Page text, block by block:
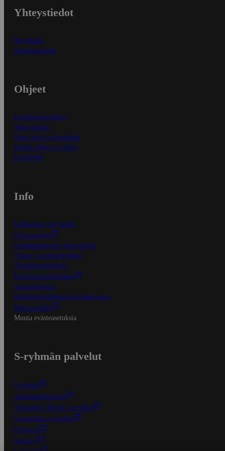
Yhteystiedot
Myymälät
Asiakaspalvelu
Ohjeet
Ensitilaajan ohjeet
Näin maksat
Näin tilaat ja muokkaat
Kaikki ohjeet ja vinkit
In English
Info
S-Business yrityksille
Oiva-raportit
Osuuskauppojen yhteystiedot
Tilaus- ja toimitusehdot
Tietosuojakäytäntö
Palvelun käyttöehdot
Saavutettavuus
Mobiilisovelluksen saavutettavuus
Mainostajalle
Muuta evästeasetuksia
S-ryhmän palvelut
S-ryhmä
Asiakasomistajuus
Yhteishyvä Ruoka -sovellus
S-ostoslista -sovellus
Prisma.fi
Sokos.fi